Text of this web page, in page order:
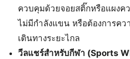
ควบคุมด้วยจอยสติ๊กหรือแผงค
ไม่มีกำลังแขน หรือต้องการคว
เดินทางระยะไกล
วีลแชร์สำหรับกีฬา (Sports